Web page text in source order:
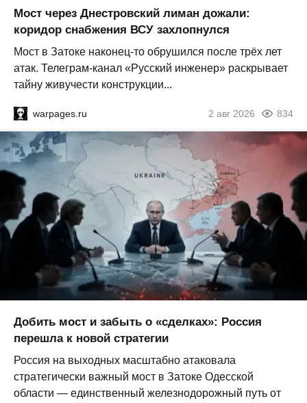
Мост через Днестровский лиман дожали:
коридор снабжения ВСУ захлопнулся
Мост в Затоке наконец-то обрушился после трёх лет
атак. Телеграм-канал «Русский инженер» раскрывает
тайну живучести конструкции...
warpages.ru 2 авг 2026 834
Добить мост и забыть о «сделках»: Россия
перешла к новой стратегии
Россия на выходных масштабно атаковала
стратегически важный мост в Затоке Одесской
области — единственный железнодорожный путь от